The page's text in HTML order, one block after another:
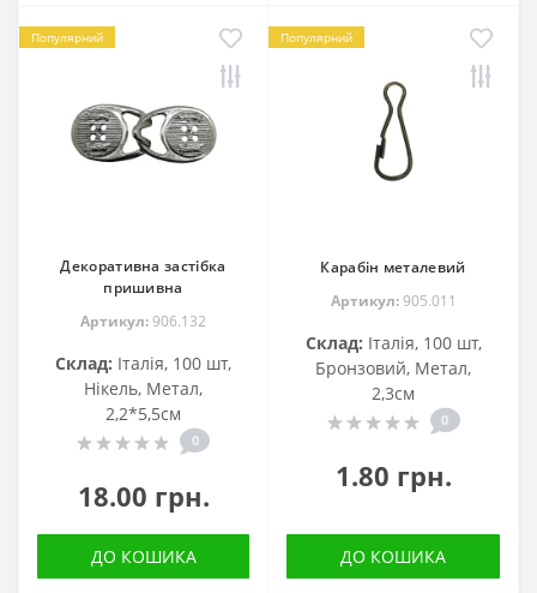
Популярний
Декоративна застібка
пришивна
Артикул:906.132
Склад: Італія, 100 шт,
Нікель, Метал,
2,2*5,5см
0
18.00 грн.
ДО КОШИКА
Популярний
Карабін металевий
Артикул:905.011
Склад: Італія, 100 шт,
Бронзовий, Метал,
2,3см
0
1.80 грн.
ДО КОШИКА